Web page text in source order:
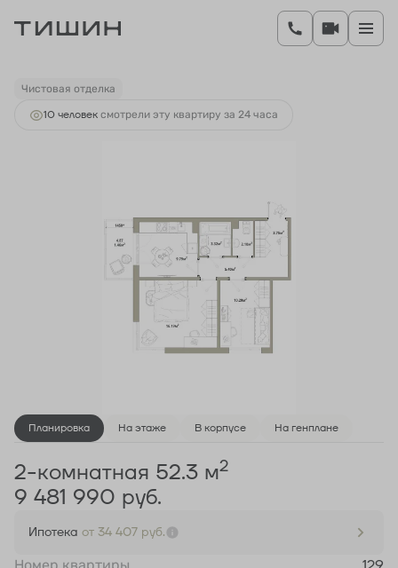
2-комнатная52.3 м 9 481 990 руб.
Ипотекаот 34 407 руб.
Чистовая отделка
10 человек смотрели эту квартиру за 24 часа
Планировка На этаже В корпусе На генплане
2-комнатная 52.3 м2
9 481 990 руб.
Ипотека от 34 407 руб.